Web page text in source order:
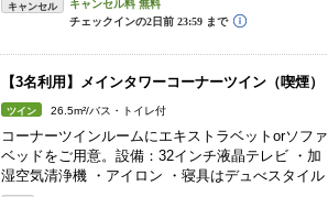
キャンセル
【3名利用】メインタワーコーナーツイン（喫煙）
ツイン 26.5m²/バス・トイレ付
コーナーツインルームにエキストラベットorソファ
ベッドをご用意。設備：32インチ液晶テレビ ・加
湿空気清浄機 ・アイロン ・寝具はデュべスタイル